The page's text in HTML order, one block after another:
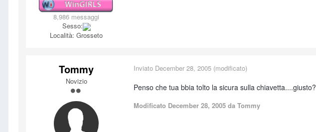
8,986 messaggi
Sesso:
Località: Grosseto
Tommy
Novizio
Inviato December 28, 2005 (modificato)
Penso che tua bbia tolto la sicura sulla chiavetta....giusto?
Modificato December 28, 2005 da Tommy